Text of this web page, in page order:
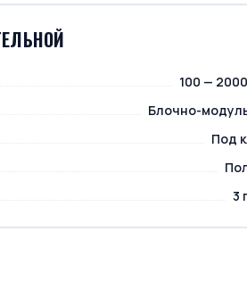
100 —
Блочно-
Под
3